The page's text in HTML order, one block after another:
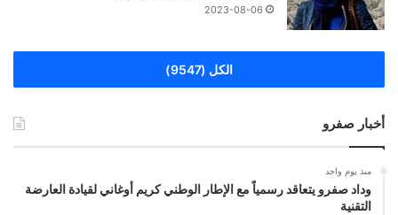
2023-08-06
الكل (9547)
أخبار صفرو
منذ يوم واحد
وداد صفرو يتعاقد رسمياً مع الإطار الوطني كريم أوغاني لقيادة العارضة
التقنية